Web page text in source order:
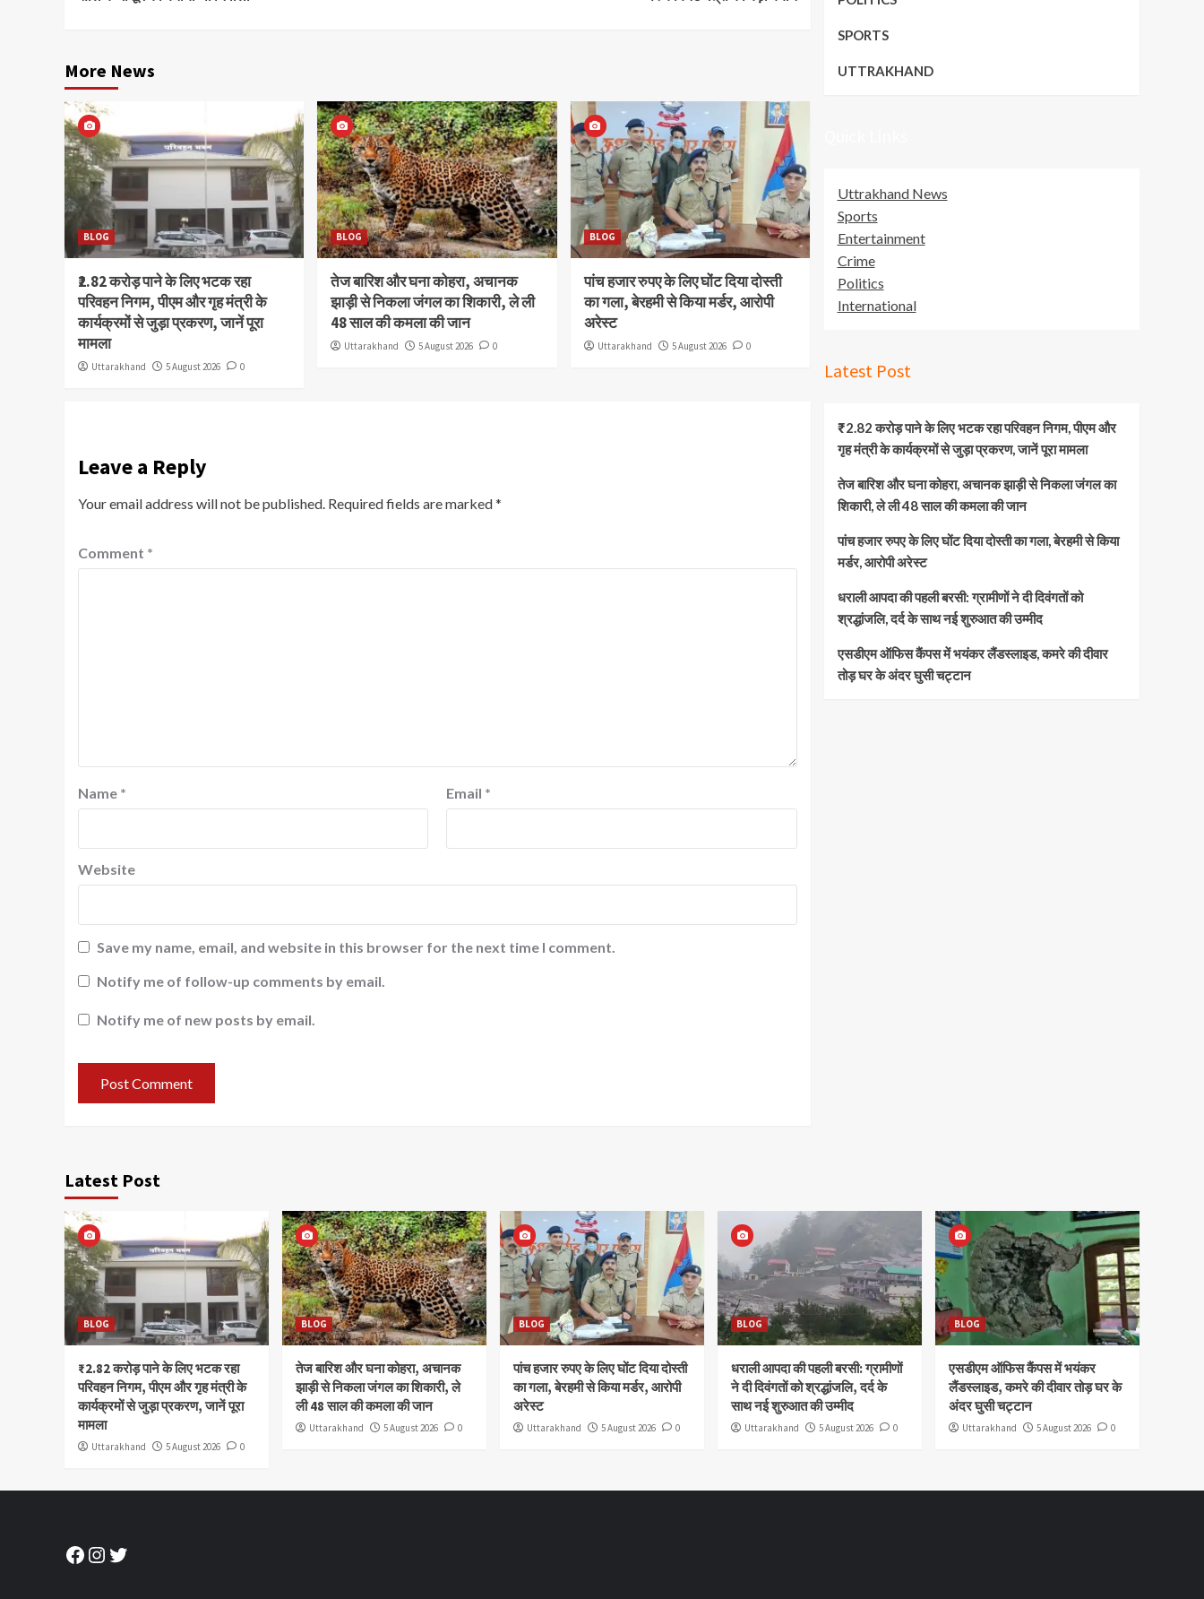
More News
BLOG
₹2.82 करोड़ पाने के लिए भटक रहा
परिवहन निगम, पीएम और गृह मंत्री के
कार्यक्रमों से जुड़ा प्रकरण, जानें पूरा
मामला
Uttarakhand 5 August 2026 0
BLOG
तेज बारिश और घना कोहरा, अचानक
झाड़ी से निकला जंगल का शिकारी, ले ली
48 साल की कमला की जान
Uttarakhand 5 August 2026 0
BLOG
पांच हजार रुपए के लिए घोंट दिया दोस्ती
का गला, बेरहमी से किया मर्डर, आरोपी
अरेस्ट
Uttarakhand 5 August 2026 0
Leave a Reply
Your email address will not be published. Required fields are marked*
Comment *
Name * Email *
Website
Save my name, email, and website in this browser for the next time I comment.
Notify me of follow-up comments by email.
Notify me of new posts by email.
SPORTS
UTTRAKHAND
Uttrakhand News
Sports
Entertainment
Crime
Politics
International
Latest Post
₹2.82 करोड़ पाने के लिए भटक रहा परिवहन निगम, पीएम और
गृह मंत्री के कार्यक्रमों से जुड़ा प्रकरण, जानें पूरा मामला
तेज बारिश और घना कोहरा, अचानक झाड़ी से निकला जंगल का
शिकारी, ले ली 48 साल की कमला की जान
पांच हजार रुपए के लिए घोंट दिया दोस्ती का गला, बेरहमी से किया
मर्डर, आरोपी अरेस्ट
धराली आपदा की पहली बरसी: ग्रामीणों ने दी दिवंगतों को
श्रद्धांजलि, दर्द के साथ नई शुरुआत की उम्मीद
एसडीएम ऑफिस कैंपस में भयंकर लैंडस्लाइड, कमरे की दीवार
तोड़ घर के अंदर घुसी चट्टान
Latest Post
BLOG
₹2.82 करोड़ पाने के लिए भटक रहा
परिवहन निगम, पीएम और गृह मंत्री के
कार्यक्रमों से जुड़ा प्रकरण, जानें पूरा
मामला
Uttarakhand 5 August 2026 0
BLOG
तेज बारिश और घना कोहरा, अचानक
झाड़ी से निकला जंगल का शिकारी, ले
ली 48 साल की कमला की जान
Uttarakhand 5 August 2026 0
BLOG
पांच हजार रुपए के लिए घोंट दिया दोस्ती
का गला, बेरहमी से किया मर्डर, आरोपी
अरेस्ट
Uttarakhand 5 August 2026 0
BLOG
धराली आपदा की पहली बरसी: ग्रामीणों
ने दी दिवंगतों को श्रद्धांजलि, दर्द के
साथ नई शुरुआत की उम्मीद
Uttarakhand 5 August 2026 0
BLOG
एसडीएम ऑफिस कैंपस में भयंकर
लैंडस्लाइड, कमरे की दीवार तोड़ घर के
अंदर घुसी चट्टान
Uttarakhand 5 August 2026 0
Facebook
Instagram
Twitter